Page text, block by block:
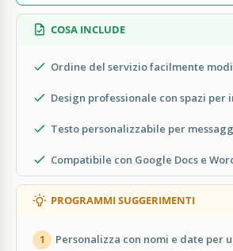
COSA INCLUDE
Ordine del servizio facilmente
Design professionale con spazi per
Testo personalizzabile per
Compatibile con Google Docs e
PROGRAMMI SUGGERIMENTI
1 Personalizza con nomi e date per